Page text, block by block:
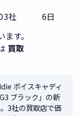
3社
6日
ます。
買取
ボイスキャディ
ブラック」の新
3社の買取店で価